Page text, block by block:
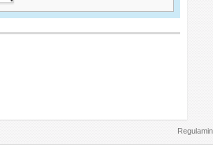
Regulamin